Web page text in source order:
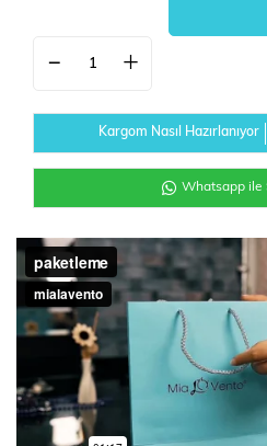
Kargom Nasıl Hazırlanıyor
Whatsapp ile